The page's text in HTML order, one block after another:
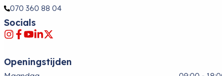
070 360 88 04
Socials
Openingstijden